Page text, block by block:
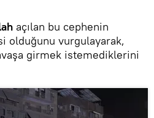
açılan bu cephenin
olduğunu vurgulayarak,
girmek istemediklerini